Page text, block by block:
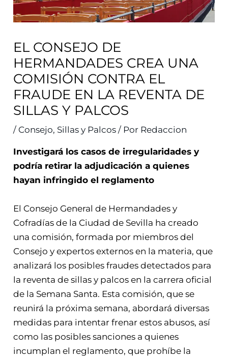
EL CONSEJO DE
HERMANDADES CREA UNA
COMISIÓN CONTRA EL
FRAUDE EN LA REVENTA DE
SILLAS Y PALCOS
/ Consejo, Sillas y Palcos / Por Redaccion
Investigará los casos de irregularidades y
podría retirar la adjudicación a quienes
hayan infringido el reglamento
El Consejo General de Hermandades y
Cofradías de la Ciudad de Sevilla ha creado
una comisión, formada por miembros del
Consejo y expertos externos en la materia, que
analizará los posibles fraudes detectados para
la reventa de sillas y palcos en la carrera oficial
de la Semana Santa. Esta comisión, que se
reunirá la próxima semana, abordará diversas
medidas para intentar frenar estos abusos, así
como las posibles sanciones a quienes
incumplan el reglamento, que prohíbe la